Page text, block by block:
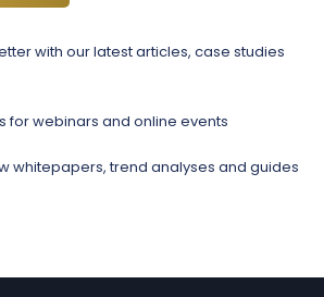
with our latest articles, case studies
for webinars and online events
whitepapers, trend analyses and guides